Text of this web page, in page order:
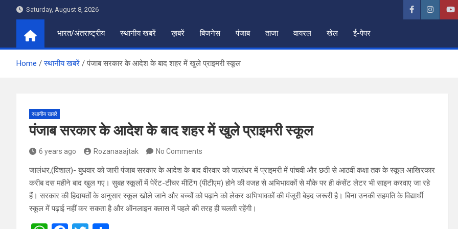
Saturday, August 8, 2026
भारत/अंतराष्ट्रीय स्थानीय खबरें ख़बरें बिजनेस पंजाब ताजा वायरल खेल ई-पेपर
Home स्थानीय खबरें पंजाब सरकार के आदेश के बाद शहर में खुले प्राइमरी स्कूल
स्थानीय खबरें
पंजाब सरकार के आदेश के बाद शहर में खुले प्राइमरी स्कूल
6 years ago Rozanaaajtak No Comments
जालंधर,(विशाल)- बुधवार को जारी पंजाब सरकार के आदेश के बाद वीरवार को जालंधर में प्राइमरी में पांचवी और छठी से आठवीं कक्षा तक के स्कूल आखिरकार
करीब दस महीने बाद खुल गए। सुबह स्कूलों में पेरेंट-टीचर मीटिंग (पीटीएम) होने की वजह से अभिभावकों से मौके पर ही कंसेंट लेटर भी साइन करवाए जा रहे
हैं। सरकार की हिदायतों के अनुसार स्कूल खोले जाने और बच्चों को पढ़ाने को लेकर अभिभावकों की मंजूरी बेहद जरूरी है। बिना उनकी सहमति के विद्यार्थी
स्कूल में पढ़ाई नहीं कर सकता है और ऑनलाइन क्लास में पहले की तरह ही चलती रहेंगी।